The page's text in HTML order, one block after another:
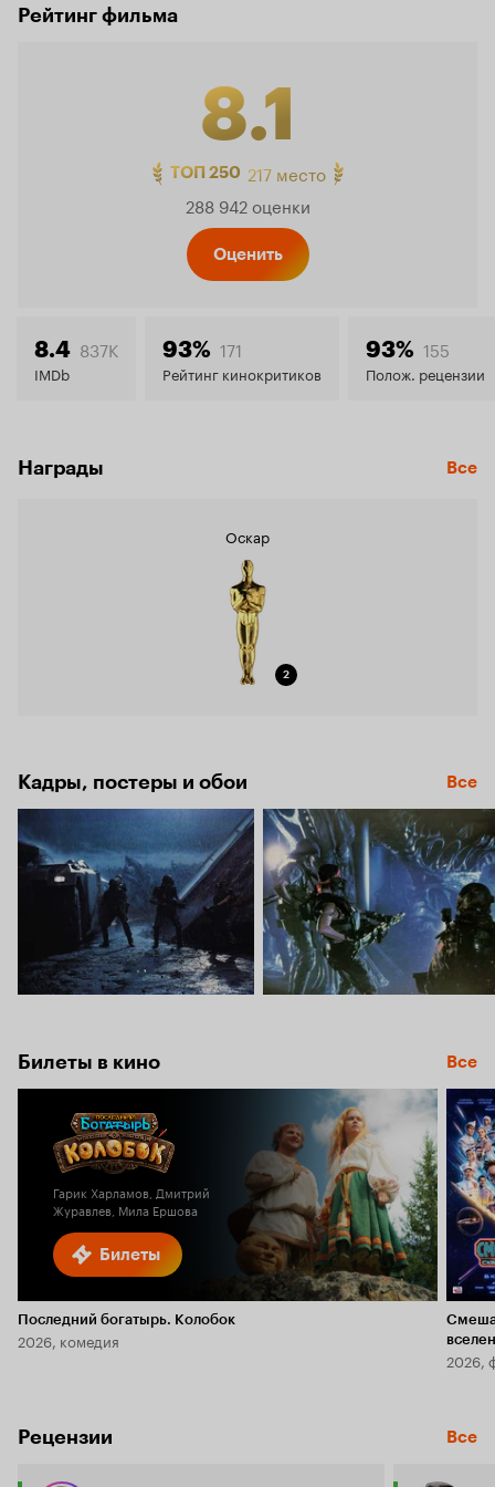
Рейтинг фильма
8.1
Рейтинг
8.1
ТОП 250 217 место
288 942 оценки
Оценить
8.4 837K
IMDb
93% 171
Рейтинг кинокритиков
93% 155
Полож. рецензии
Награды Все
Оскар
2
Кадры, постеры и обои Все
Билеты в кино Все
Билеты
Гарик Харламов, Дмитрий
Журавлев, Мила Ершова
Последний богатырь. Колобок
2026, комедия
2026,
Рецензии Все